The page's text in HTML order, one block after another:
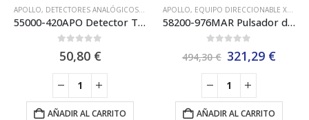
APOLLO, DETECTORES ANALÓGICOS EQUIPO DIRECCIONABLE XP95 APOLLO ,
55000-420APO Detector Térmico (Calor) 55ºc Apollo XP95
50,80 €
AÑADIR AL CARRITO
APOLLO, EQUIPO DIRECCIONABLE XP95 APOLLO
58200-976MAR Pulsador de Alarma Analógico Marino XP95 Apollo – Exterior
494,30€ El
precio
original
era:
494,30 €.
321,29 €El
AÑADIR AL CARRITO